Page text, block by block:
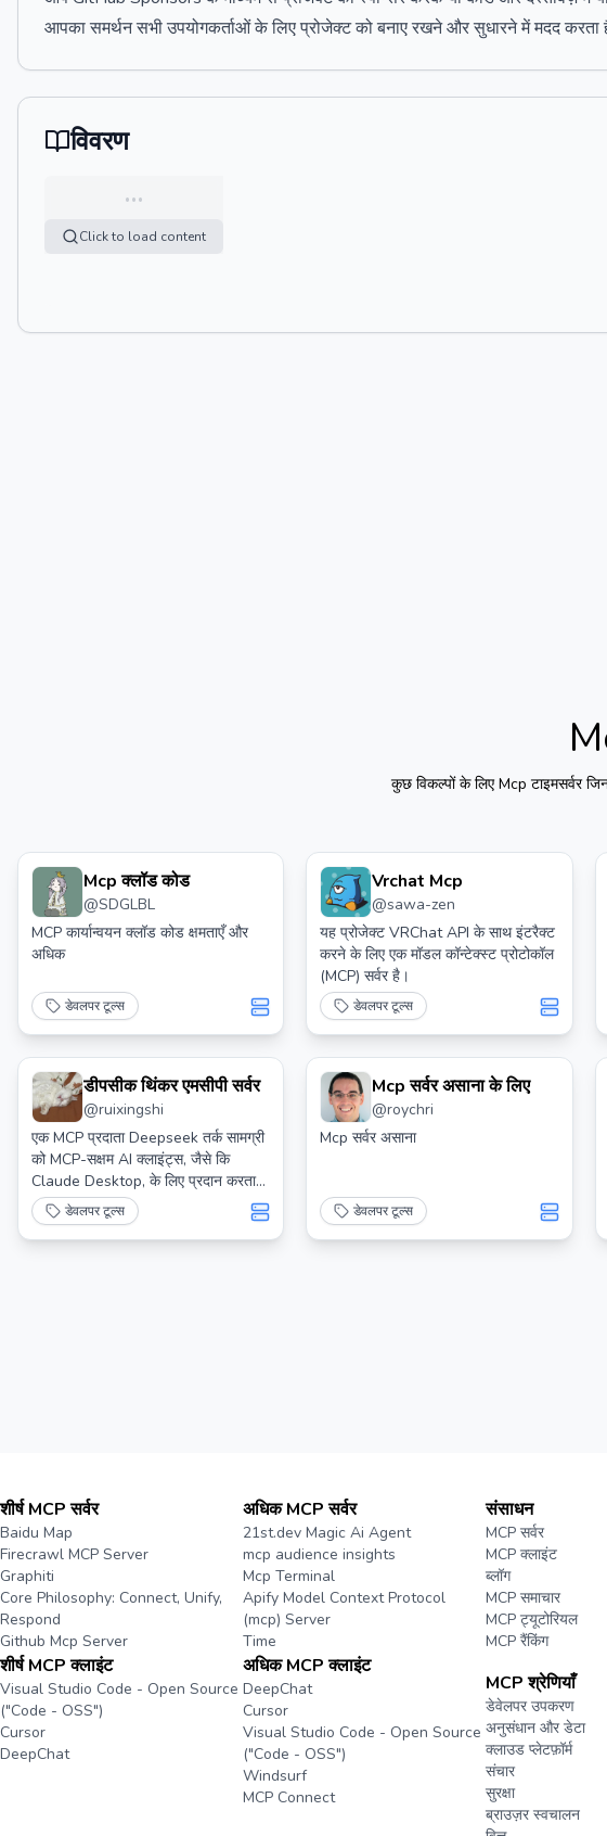
आपका समर्थन सभी उपयोगकर्ताओं के लिए प्रोजेक्ट को बनाए रखने और सुधारने में मदद करता
विवरण
…
Click to load content
कुछ विकल्पों के लिएMcp टाइमसर्वर
Mcp क्लॉड कोड
@SDGLBL
MCP कार्यान्वयन क्लॉड कोड क्षमताएँ और
अधिक
डेवलपर टूल्स
Vrchat Mcp
@sawa-zen
यह प्रोजेक्ट VRChat API के साथ इंटरैक्ट
करने के लिए एक मॉडल कॉन्टेक्स्ट प्रोटोकॉल
(MCP) सर्वर है।
डेवलपर टूल्स
डीपसीक थिंकर एमसीपी सर्वर
@ruixingshi
एक MCP प्रदाता Deepseek तर्क सामग्री
को MCP-सक्षम AI क्लाइंट्स, जैसे कि
Claude Desktop, के लिए प्रदान करता
है। यह Deepseek API सेवा या एक
स्थानीय Ollama सर्वर से Deepseek के
CoT तक पहुँच का समर्थन करता है।
डेवलपर टूल्स
Mcp सर्वर असाना के लिए
@roychri
Mcp सर्वर असाना
डेवलपर टूल्स
शीर्ष MCP सर्वर
Baidu Map
Firecrawl MCP Server
Graphiti
Core Philosophy: Connect, Unify,
Respond
Github Mcp Server
शीर्ष MCP क्लाइंट
Visual Studio Code - Open Source
("Code - OSS")
Cursor
DeepChat
अधिक MCP सर्वर
21st.dev Magic Ai Agent
mcp audience insights
Mcp Terminal
Apify Model Context Protocol
(mcp) Server
Time
अधिक MCP क्लाइंट
DeepChat
Cursor
Visual Studio Code - Open Source
("Code - OSS")
Windsurf
MCP Connect
संसाधन
MCP सर्वर
MCP क्लाइंट
ब्लॉग
MCP समाचार
MCP ट्यूटोरियल
MCP रैंकिंग
MCP श्रेणियाँ
डेवेलपर उपकरण
अनुसंधान और डेटा
क्लाउड प्लेटफ़ॉर्म
संचार
सुरक्षा
ब्राउज़र स्वचालन